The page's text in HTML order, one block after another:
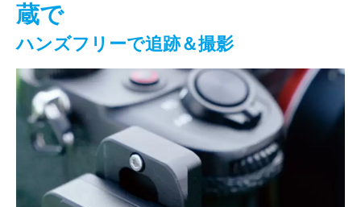
蔵で
ハンズフリーで追跡＆撮影